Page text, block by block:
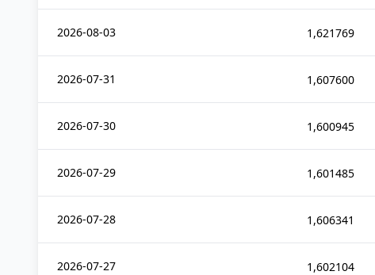
2026-08-03 1,621769
2026-07-31 1,607600
2026-07-30 1,600945
2026-07-29 1,601485
2026-07-28 1,606341
2026-07-27 1,602104